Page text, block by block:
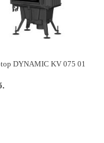
DYNAMIC KV 075 01